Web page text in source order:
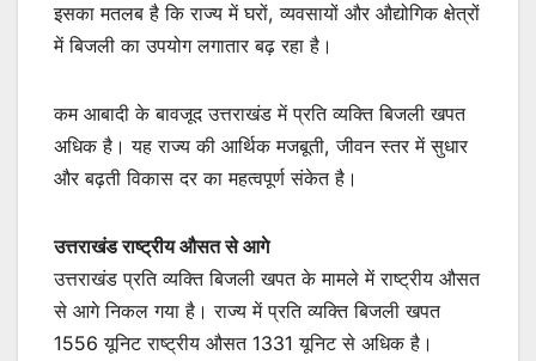
इसका मतलब है कि राज्य में घरों, व्यवसायों और औद्योगिक क्षेत्रों
में बिजली का उपयोग लगातार बढ़ रहा है।
कम आबादी के बावजूद उत्तराखंड में प्रति व्यक्ति बिजली खपत
अधिक है। यह राज्य की आर्थिक मजबूती, जीवन स्तर में सुधार
और बढ़ती विकास दर का महत्वपूर्ण संकेत है।
उत्तराखंड राष्ट्रीय औसत से आगे
उत्तराखंड प्रति व्यक्ति बिजली खपत के मामले में राष्ट्रीय औसत
से आगे निकल गया है। राज्य में प्रति व्यक्ति बिजली खपत
1556 यूनिट राष्ट्रीय औसत 1331 यूनिट से अधिक है।